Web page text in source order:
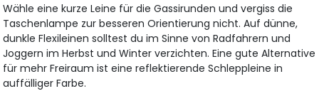
Wähle eine kurze Leine für die Gassirunden und vergiss die
Taschenlampe zur besseren Orientierung nicht. Auf dünne,
dunkle Flexileinen solltest du im Sinne von Radfahrern und
Joggern im Herbst und Winter verzichten. Eine gute Alternative
für mehr Freiraum ist eine reflektierende Schleppleine in
auffälliger Farbe.